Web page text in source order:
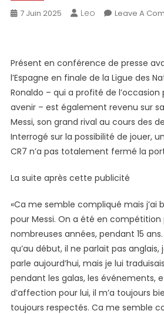
7 Juin 2025 Leo Leave A
Présent en conférence de presse
l’Espagne en finale de la Ligue des
Ronaldo – qui a profité de l’occasion
avenir – est également revenu sur
Messi, son grand rival au cours des
Interrogé sur la possibilité de jouer,
CR7 n’a pas totalement fermé la
La suite après cette publicité
«Ca me semble compliqué mais j’ai
pour Messi. On a été en
nombreuses années, pendant 15
qu’au début, il ne parlait pas anglais,
parle aujourd’hui, mais je lui
pendant les galas, les événements,
d’affection pour lui, il m’a toujours
toujours respectés. Ca me semble